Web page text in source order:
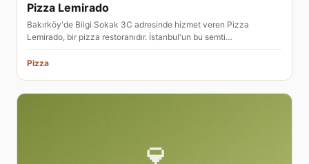
Pizza Lemirado
Bakırköy'de Bilgi Sokak 3C adresinde hizmet veren Pizza
Lemirado, bir pizza restoranıdır. İstanbul'un bu semti…
Pizza